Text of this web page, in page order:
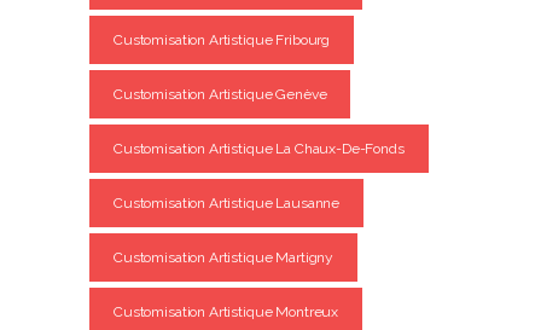
Customisation Artistique Fribourg
Customisation Artistique Genève
Customisation Artistique La Chaux-De-Fonds
Customisation Artistique Lausanne
Customisation Artistique Martigny
Customisation Artistique Montreux